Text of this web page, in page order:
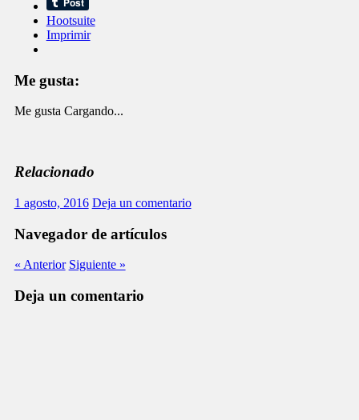
Hootsuite
Imprimir
Me gusta:
Me gusta Cargando...
Relacionado
1 agosto, 2016 Deja un comentario
Navegador de artículos
« Anterior Siguiente »
Deja un comentario